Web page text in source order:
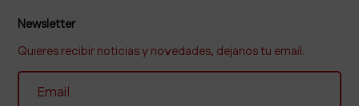
Newsletter
Quieres recibir noticias y novedades, dejanos tu email.